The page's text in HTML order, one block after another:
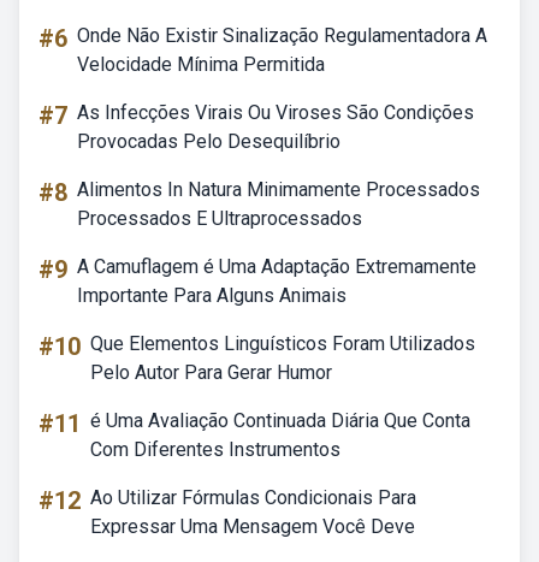
#6 Onde Não Existir Sinalização Regulamentadora A
Velocidade Mínima Permitida
#7 As Infecções Virais Ou Viroses São Condições
Provocadas Pelo Desequilíbrio
#8 Alimentos In Natura Minimamente Processados
Processados E Ultraprocessados
#9 A Camuflagem é Uma Adaptação Extremamente
Importante Para Alguns Animais
#10 Que Elementos Linguísticos Foram Utilizados
Pelo Autor Para Gerar Humor
#11 é Uma Avaliação Continuada Diária Que Conta
Com Diferentes Instrumentos
#12 Ao Utilizar Fórmulas Condicionais Para
Expressar Uma Mensagem Você Deve